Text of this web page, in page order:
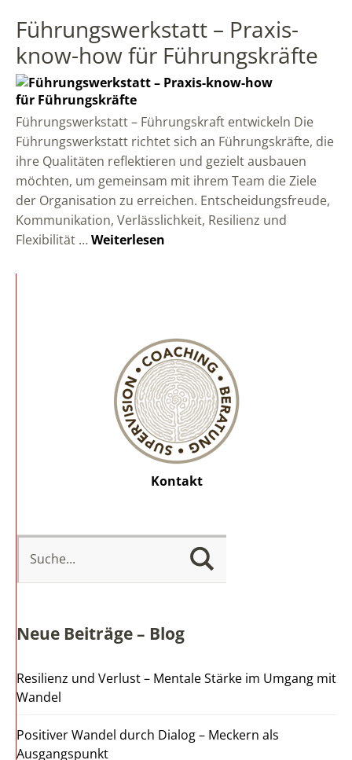
Führungswerkstatt – Praxis-
know-how für Führungskräfte
Führungswerkstatt – Führungskraft entwickeln Die
Führungswerkstatt richtet sich an Führungskräfte, die
ihre Qualitäten reflektieren und gezielt ausbauen
möchten, um gemeinsam mit ihrem Team die Ziele
der Organisation zu erreichen. Entscheidungsfreude,
Kommunikation, Verlässlichkeit, Resilienz und
Flexibilität …Weiterlesen
Kontakt
Neue Beiträge – Blog
Resilienz und Verlust – Mentale Stärke im Umgang mit
Wandel
Positiver Wandel durch Dialog – Meckern als
Ausgangspunkt